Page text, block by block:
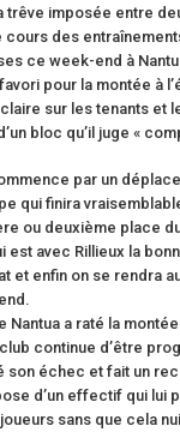
trêve imposée entre
cours des
ce week-end à
pour la montée à
sur les tenants et
bloc qu’il juge «
par un
qui finira
ou deuxième place
est avec Rillieux la
et enfin on se rendra
Nantua a raté la
continue d’être
son échec et fait un
d’un effectif qui lui
sans que cela